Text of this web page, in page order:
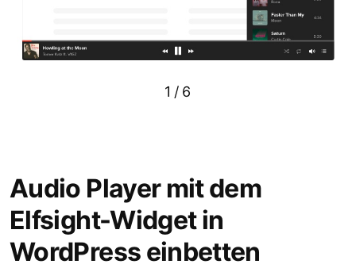
1 / 6
Audio Player mit dem
Elfsight-Widget in
WordPress einbetten